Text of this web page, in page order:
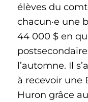
élèves du
chacun·e une
44 000 $ en
l’automne. Il
à recevoir une
Huron grâce